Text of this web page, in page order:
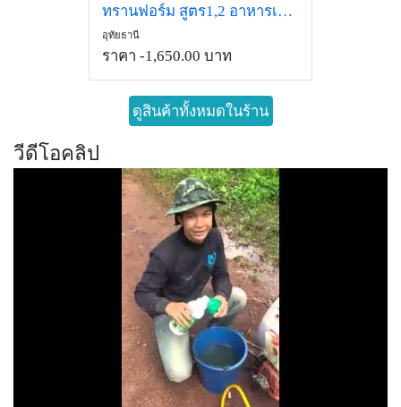
ทรานฟอร์ม สูตร1,2 อาหารเสริมพืชสูตรเข้มข้น
อุทัยธานี
ราคา -1,650.00 บาท
ดูสินค้าทั้งหมดในร้าน
วีดีโอคลิป